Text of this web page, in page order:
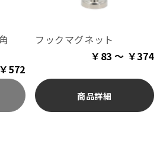
572
フックマグネット
￥83 ～ ￥374
商品詳細